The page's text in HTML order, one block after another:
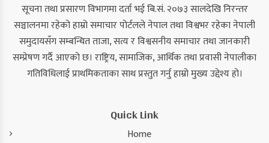
सूचना तथा प्रसारण विभागमा दर्ता भई बि.सं. २०७३ सालदेखि निरन्तर
सञ्चालनमा रहेको हाम्रो समाचार पोर्टलले नेपाल तथा विश्वभर रहेका नेपाली
समुदायसँग सम्बन्धित ताजा, सत्य र विश्वसनीय समाचार तथा जानकारी
सम्प्रेषण गर्दै आएको छ। राष्ट्रिय, सामाजिक, आर्थिक तथा प्रवासी नेपालीका
गतिविधिलाई प्राथमिकताका साथ प्रस्तुत गर्नु हाम्रो मुख्य उद्देश्य हो।
Quick Link
Home